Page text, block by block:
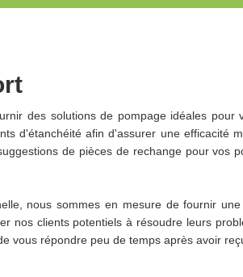
des solutions de pompage idéales
d'étanchéité afin d'assurer une
de pièces de rechange pour
nous sommes en mesure de fournir
nos clients potentiels à résoudre leurs
vous répondre peu de temps après avoir